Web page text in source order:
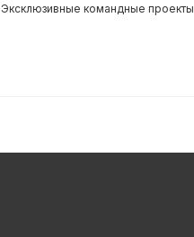
Эксклюзивные командные проекты